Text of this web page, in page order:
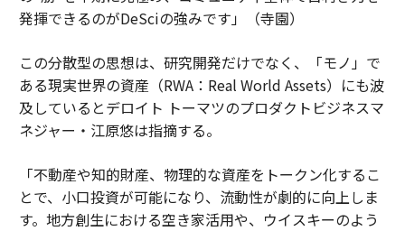
発揮できるのがDeSciの強みです」（寺園）
この分散型の思想は、研究開発だけでなく、「モノ」で
ある現実世界の資産（RWA：Real World Assets）にも波
及しているとデロイト トーマツのプロダクトビジネスマ
ネジャー・江原悠は指摘する。
「不動産や知的財産、物理的な資産をトークン化するこ
とで、小口投資が可能になり、流動性が劇的に向上しま
す。地方創生における空き家活用や、ウイスキーのよう